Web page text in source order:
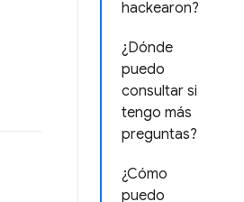
hackearon?
¿Dónde
puedo
consultar si
tengo más
preguntas?
¿Cómo
puedo